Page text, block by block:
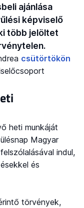
ajánlása
képviselő
több jelöltet
csütörtökön
heti munkáját
Magyar
indul,
és
törvények,